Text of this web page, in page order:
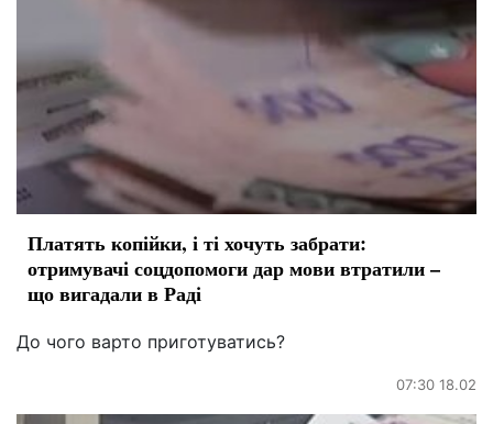
Платять копійки, і ті хочуть забрати:
отримувачі соцдопомоги дар мови втратили –
що вигадали в Раді
До чого варто приготуватись?
07:30 18.02